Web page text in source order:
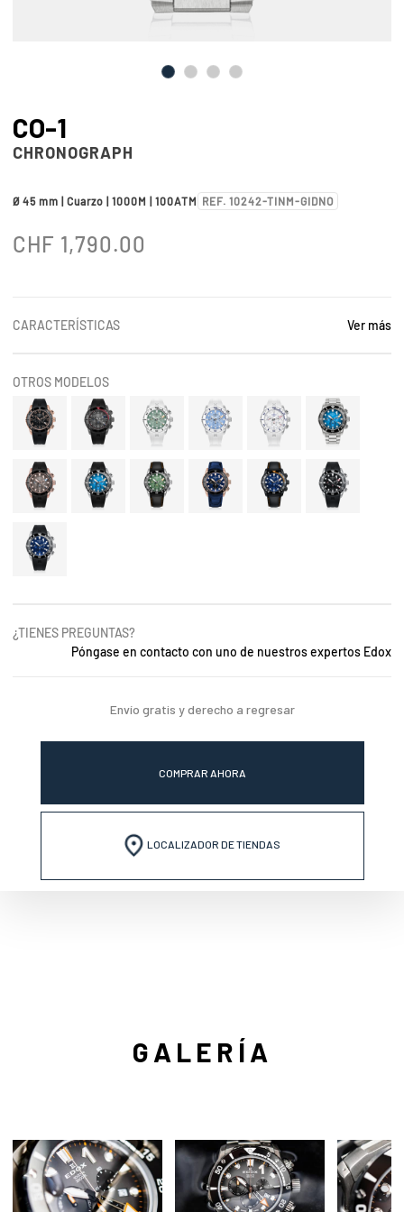
CO-1
CHRONOGRAPH
Ø 45 mm | Cuarzo | 1000M | 100ATM REF. 10242-TINM-GIDNO
CHF 1,790.00
CARACTERÍSTICAS Ver más
OTROS MODELOS
¿TIENES PREGUNTAS?
Póngase en contacto con uno de nuestros expertos Edox
Envío gratis y derecho a regresar
COMPRAR AHORA
LOCALIZADOR DE TIENDAS
GALERÍA